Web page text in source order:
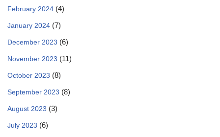
February 2024 (4)
January 2024 (7)
December 2023 (6)
November 2023 (11)
October 2023 (8)
September 2023 (8)
August 2023 (3)
July 2023 (6)